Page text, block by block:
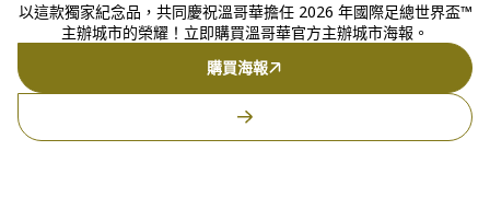
以這款獨家紀念品，共同慶祝溫哥華擔任 2026 年國際足總世界盃™
主辦城市的榮耀！立即購買溫哥華官方主辦城市海報。
購買海報